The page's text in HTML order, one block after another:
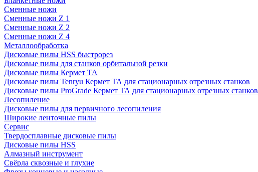
Сменные ножи
Сменные ножи Z 1
Сменные ножи Z 2
Сменные ножи Z 4
Металлообработка
Дисковые пилы HSS быстрорез
Дисковые пилы для станков орбитальной резки
Дисковые пилы Кермет ТА
Дисковые пилы Tenryu Кермет ТА для стационарных отрезных станков
Дисковые пилы ProGrade Кермет ТА для стационарных отрезных станков
Лесопиление
Дисковые пилы для первичного лесопиления
Широкие ленточные пилы
Сервис
Твердосплавные дисковые пилы
Дисковые пилы HSS
Алмазный инструмент
Свёрла сквозные и глухие